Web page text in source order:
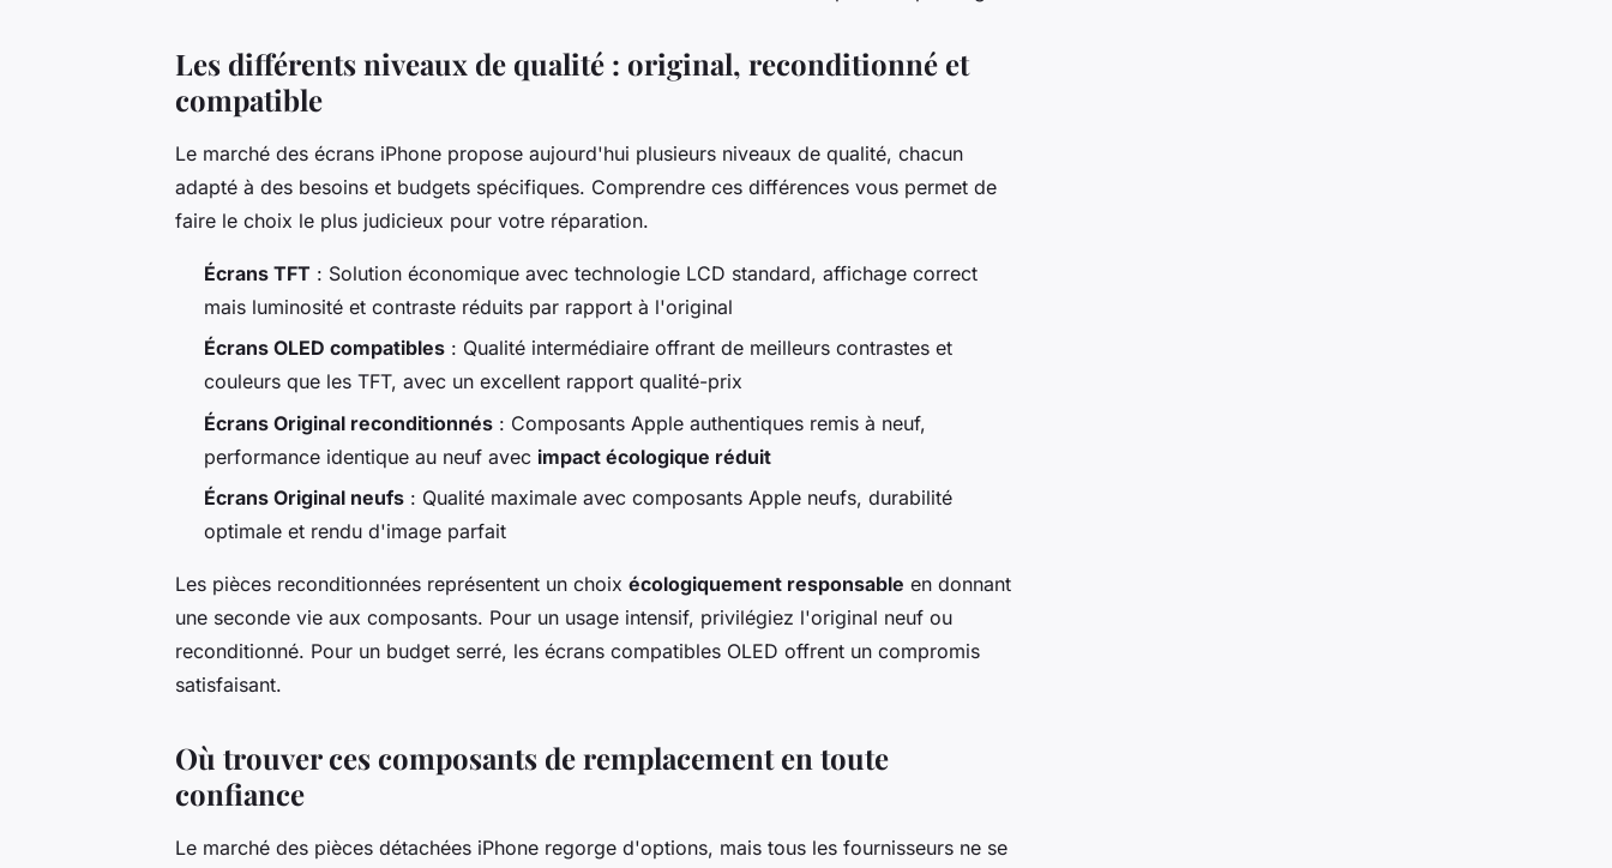
Les différents niveaux de qualité : original, reconditionné et
compatible
Le marché des écrans iPhone propose aujourd'hui plusieurs niveaux de qualité, chacun
adapté à des besoins et budgets spécifiques. Comprendre ces différences vous permet de
faire le choix le plus judicieux pour votre réparation.
Écrans TFT : Solution économique avec technologie LCD standard, affichage correct
mais luminosité et contraste réduits par rapport à l'original
Écrans OLED compatibles : Qualité intermédiaire offrant de meilleurs contrastes et
couleurs que les TFT, avec un excellent rapport qualité-prix
Écrans Original reconditionnés : Composants Apple authentiques remis à neuf,
performance identique au neuf avec impact écologique réduit
Écrans Original neufs : Qualité maximale avec composants Apple neufs, durabilité
optimale et rendu d'image parfait
Les pièces reconditionnées représentent un choix écologiquement responsable en donnant
une seconde vie aux composants. Pour un usage intensif, privilégiez l'original neuf ou
reconditionné. Pour un budget serré, les écrans compatibles OLED offrent un compromis
satisfaisant.
Où trouver ces composants de remplacement en toute
confiance
Le marché des pièces détachées iPhone regorge d'options, mais tous les fournisseurs ne se